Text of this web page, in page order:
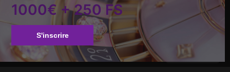
1000€ + 250 FS
S'inscrire
Changer de langue
All Rights Reserved.